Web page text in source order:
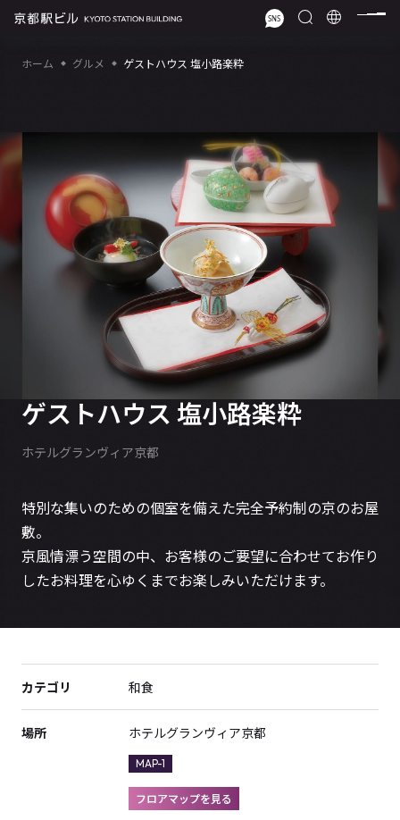
ホーム グルメ ゲストハウス 塩小路楽粋
ゲストハウス 塩小路楽粋
ホテルグランヴィア京都
特別な集いのための個室を備えた完全予約制の京のお屋
敷。
京風情漂う空間の中、お客様のご要望に合わせてお作り
したお料理を心ゆくまでお楽しみいただけます。
カテゴリ 和食
場所 ホテルグランヴィア京都
MAP-1
フロアマップを見る